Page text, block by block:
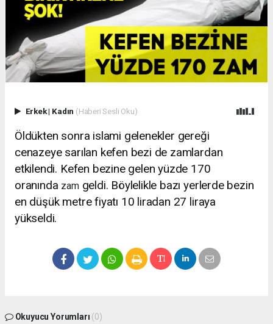
Erkek| Kadın (Haberi Sesli Oku)
Öldükten sonra islami gelenekler gereği
cenazeye sarılan kefen bezi de zamlardan
etkilendi. Kefen bezine gelen yüzde 170
oranında zamgeldi. Böylelikle bazı yerlerde bezin
en düşük metre fiyatı 10 liradan 27 liraya
yükseldi.
Okuyucu Yorumları (0)